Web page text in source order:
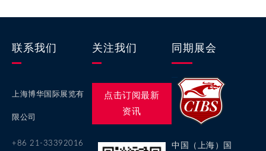
联系我们
上海博华国际展览有
限公司
+86 21-33392016
关注我们
点击订阅最新
资讯
同期展会
中国（上海）国